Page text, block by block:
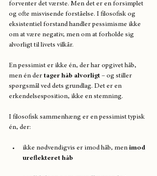
forventer det værste. Men det er en forsimplet
og ofte misvisende forståelse. I filosofisk og
eksistentiel forstand handler pessimisme ikke
om at være negativ, men om at forholde sig
alvorligt til livets vilkår.
En pessimist er ikke én, der har opgivet håb,
men én der tager håb alvorligt – og stiller
spørgsmål ved dets grundlag. Det er en
erkendelsesposition, ikke en stemning.
I filosofisk sammenhæng er en pessimist typisk
én, der:
ikke nødvendigvis er imod håb, men imod
ureflekteret håb